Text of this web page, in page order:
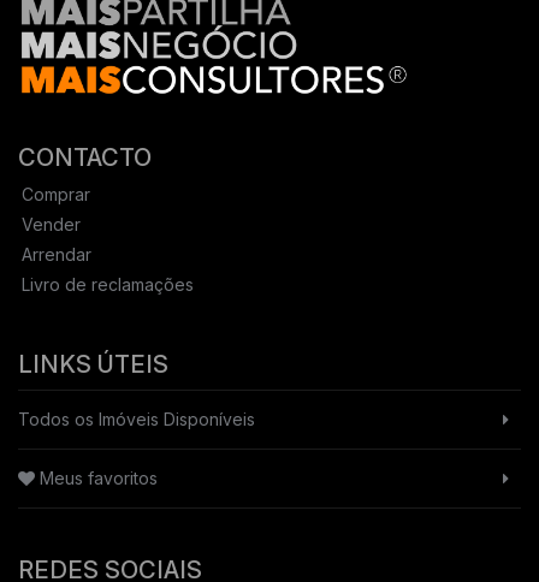
CONTACTO
Comprar
Vender
Arrendar
Livro de reclamações
LINKS ÚTEIS
Todos os Imóveis Disponíveis
Meus favoritos
REDES SOCIAIS